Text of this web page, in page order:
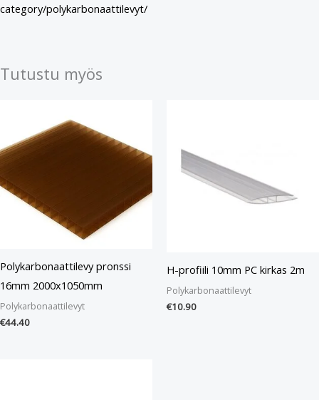
category/polykarbonaattilevyt/
Tutustu myös
Polykarbonaattilevy pronssi
16mm 2000x1050mm
Polykarbonaattilevyt
€44.40
H-profiili 10mm PC kirkas 2m
Polykarbonaattilevyt
€10.90